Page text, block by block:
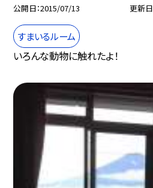
公開日 2015/07/13 更新日
すまいるルーム
いろんな動物に触れたよ！